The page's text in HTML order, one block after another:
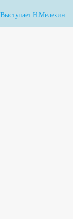
Выступает Н.Мелехин